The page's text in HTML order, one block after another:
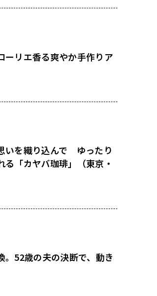
ーリエ香る爽やか手作りア
いを織り込んで ゆったり
る「カヤバ珈琲」（東京・
。52歳の夫の決断で、動き